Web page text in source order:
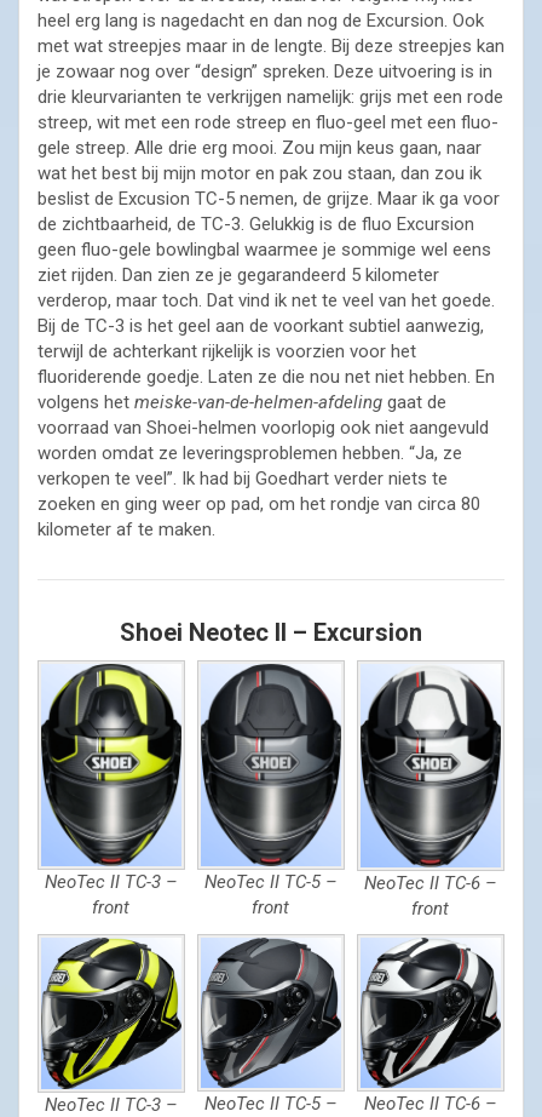
heel erg lang is nagedacht en dan nog de Excursion. Ook
met wat streepjes maar in de lengte. Bij deze streepjes kan
je zowaar nog over “design” spreken. Deze uitvoering is in
drie kleurvarianten te verkrijgen namelijk: grijs met een rode
streep, wit met een rode streep en fluo-geel met een fluo-
gele streep. Alle drie erg mooi. Zou mijn keus gaan, naar
wat het best bij mijn motor en pak zou staan, dan zou ik
beslist de Excusion TC-5 nemen, de grijze. Maar ik ga voor
de zichtbaarheid, de TC-3. Gelukkig is de fluo Excursion
geen fluo-gele bowlingbal waarmee je sommige wel eens
ziet rijden. Dan zien ze je gegarandeerd 5 kilometer
verderop, maar toch. Dat vind ik net te veel van het goede.
Bij de TC-3 is het geel aan de voorkant subtiel aanwezig,
terwijl de achterkant rijkelijk is voorzien voor het
fluoriderende goedje. Laten ze die nou net niet hebben. En
volgens het meiske-van-de-helmen-afdeling gaat de
voorraad van Shoei-helmen voorlopig ook niet aangevuld
worden omdat ze leveringsproblemen hebben. “Ja, ze
verkopen te veel”. Ik had bij Goedhart verder niets te
zoeken en ging weer op pad, om het rondje van circa 80
kilometer af te maken.
Shoei Neotec II – Excursion
NeoTec II TC-3 –
front
NeoTec II TC-5 –
front
NeoTec II TC-6 –
front
NeoTec II TC-3 –
NeoTec II TC-5 –
NeoTec II TC-6 –